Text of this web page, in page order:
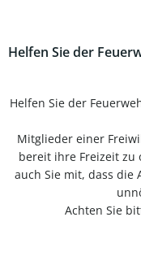
Helfen Sie der
Helfen Sie der
Mitglieder einer
bereit ihre Freizeit zu
auch Sie mit, dass
Achten Sie